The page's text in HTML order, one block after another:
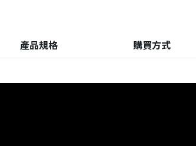
會員登入產品規格 購買方式